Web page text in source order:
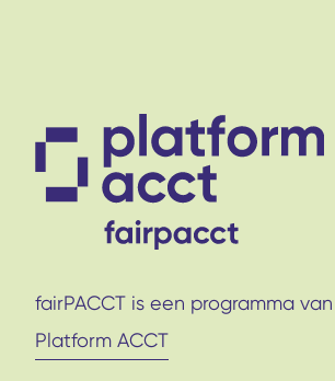
fairPACCT is een programma van
Platform ACCT